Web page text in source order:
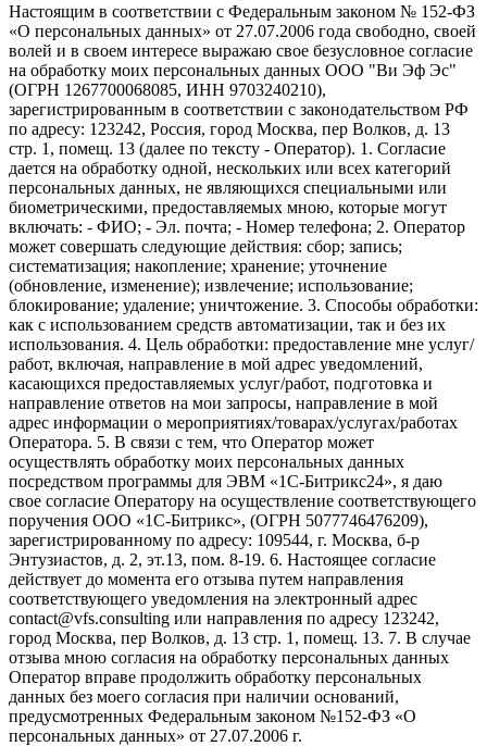
Настоящим в соответствии с Федеральным законом № 152-ФЗ
«О персональных данных» от 27.07.2006 года свободно, своей
волей и в своем интересе выражаю свое безусловное согласие
на обработку моих персональных данных ООО "Ви Эф Эс"
(ОГРН 1267700068085, ИНН 9703240210),
зарегистрированным в соответствии с законодательством РФ
по адресу: 123242, Россия, город Москва, пер Волков, д. 13
стр. 1, помещ. 13 (далее по тексту - Оператор). 1. Согласие
дается на обработку одной, нескольких или всех категорий
персональных данных, не являющихся специальными или
биометрическими, предоставляемых мною, которые могут
включать: - ФИО; - Эл. почта; - Номер телефона; 2. Оператор
может совершать следующие действия: сбор; запись;
систематизация; накопление; хранение; уточнение
(обновление, изменение); извлечение; использование;
блокирование; удаление; уничтожение. 3. Способы обработки:
как с использованием средств автоматизации, так и без их
использования. 4. Цель обработки: предоставление мне услуг/
работ, включая, направление в мой адрес уведомлений,
касающихся предоставляемых услуг/работ, подготовка и
направление ответов на мои запросы, направление в мой
адрес информации о мероприятиях/товарах/услугах/работах
Оператора. 5. В связи с тем, что Оператор может
осуществлять обработку моих персональных данных
посредством программы для ЭВМ «1С-Битрикс24», я даю
свое согласие Оператору на осуществление соответствующего
поручения ООО «1С-Битрикс», (ОГРН 5077746476209),
зарегистрированному по адресу: 109544, г. Москва, б-р
Энтузиастов, д. 2, эт.13, пом. 8-19. 6. Настоящее согласие
действует до момента его отзыва путем направления
соответствующего уведомления на электронный адрес
contact@vfs.consulting или направления по адресу 123242,
город Москва, пер Волков, д. 13 стр. 1, помещ. 13. 7. В случае
отзыва мною согласия на обработку персональных данных
Оператор вправе продолжить обработку персональных
данных без моего согласия при наличии оснований,
предусмотренных Федеральным законом №152-ФЗ «О
персональных данных» от 27.07.2006 г.